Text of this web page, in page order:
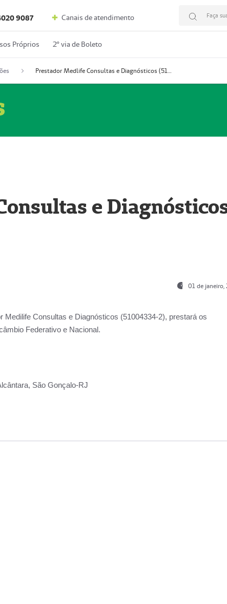
9087 Canais de atendimento Faça
Próprios 2º via de Boleto
Prestador Medlife Consultas e Diagnósticos (51004334-2)
e
01 de janeiro,
Medilife Consultas e Diagnósticos (51004334-2), prestará os
Federativo e Nacional.
São Gonçalo-RJ